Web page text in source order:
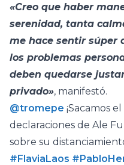
«Creo que haber
serenidad, tanta
me hace sentir súper
los problemas
deben quedarse
privado», manifestó.
@tromepe ¡Sacamos
declaraciones de Ale
sobre su
#FlaviaLaos